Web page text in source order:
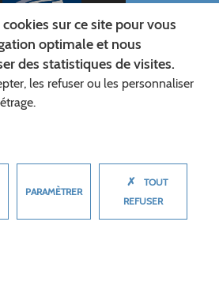
DE L'AISNE
Siège :
sur ce site pour vous
optimale et nous
des statistiques de visites.
les refuser ou les personnaliser
PARAMÈTRER
✗
TOUT
REFUSER